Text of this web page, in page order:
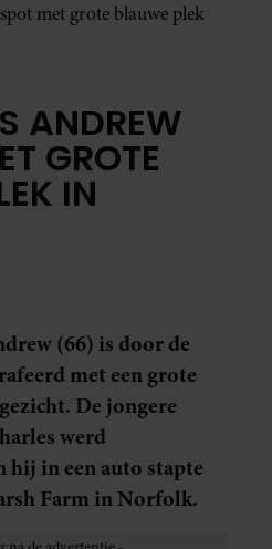
met grote blauwe plek
ANDREW
GROTE
IN
(66) is door de
met een grote
De jongere
werd
hij in een auto stapte
Farm in Norfolk.